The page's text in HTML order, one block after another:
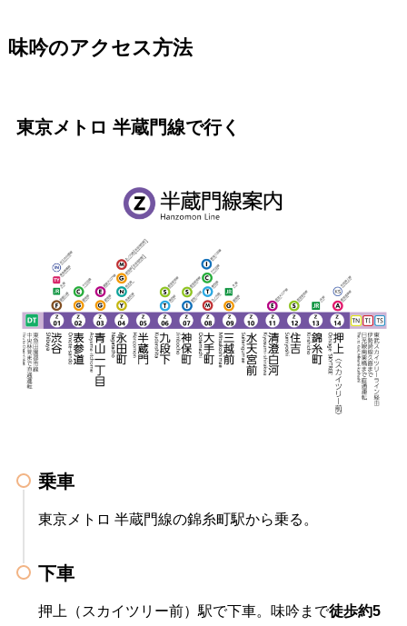
味吟のアクセス方法
東京メトロ 半蔵門線で行く
乗車
東京メトロ 半蔵門線の錦糸町駅から乗る。
下車
押上（スカイツリー前）駅で下車。味吟まで徒歩約5